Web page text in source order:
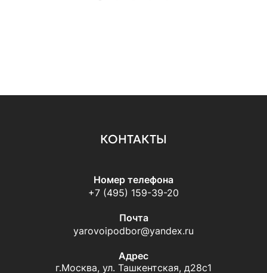
КОНТАКТЫ
Номер телефона
+7 (495) 159-39-20
Почта
yarovoipodbor@yandex.ru
Адрес
г.Москва, ул. Ташкентская, д28с1